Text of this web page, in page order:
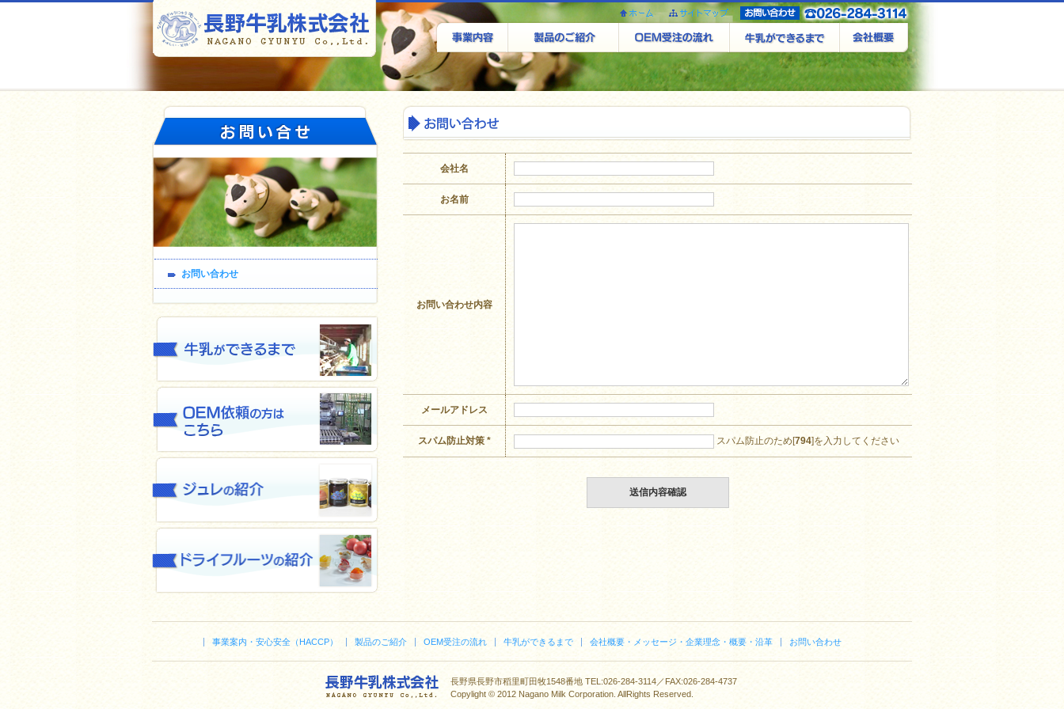
お問い合わせ
会社名
お名前
お問い合わせ内容
メールアドレス
スパム防止対策 * スパム防止のため[794]を入力してください
事業案内・安心安全（HACCP） 製品のご紹介 OEM受注の流れ 牛乳ができるまで 会社概要・メッセージ・企業理念・概要・沿革 お問い合わせ
長野県長野市稻里町田牧1548番地 TEL:026-284-3114／FAX:026-284-4737
Copylight © 2012 Nagano Milk Corporation. AllRights Reserved.